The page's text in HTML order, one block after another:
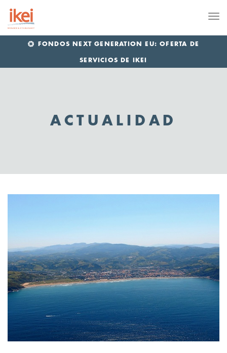
FONDOS NEXT GENERATION EU: OFERTA DE
SERVICIOS DE IKEI
ACTUALIDAD